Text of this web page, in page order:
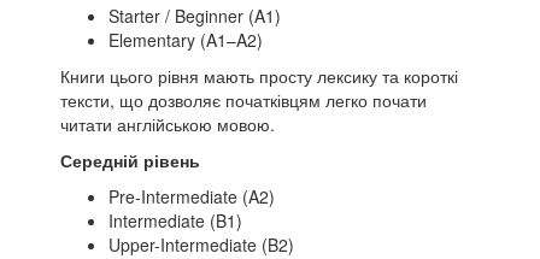
Starter / Beginner (A1)
Elementary (A1–A2)
Книги цього рівня мають просту лексику та короткі
тексти, що дозволяє початківцям легко почати
читати англійською мовою.
Середній рівень
Pre-Intermediate (A2)
Intermediate (B1)
Upper-Intermediate (B2)